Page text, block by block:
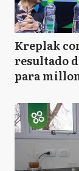
Kreplak
resultado
para